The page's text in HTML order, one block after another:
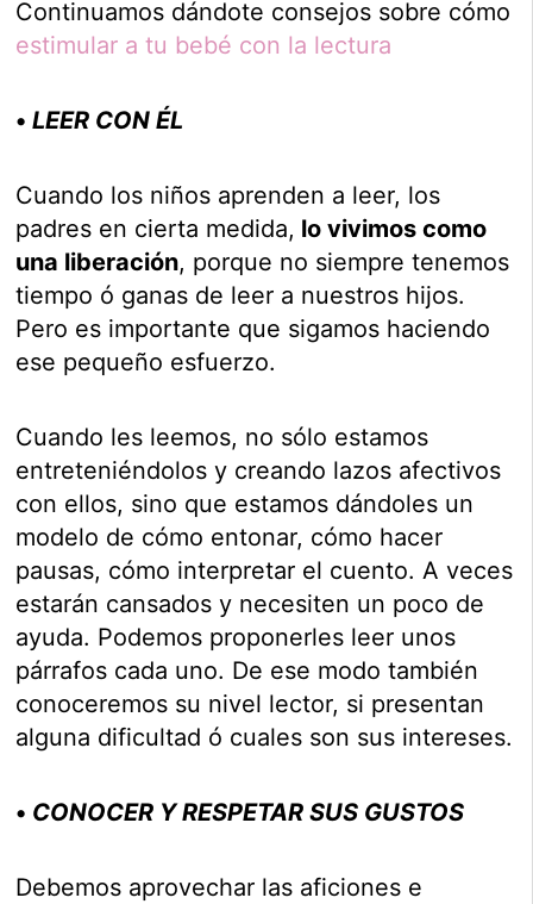
Continuamos dándote consejos sobre cómo
estimular a tu bebé con la lectura
• LEER CON ÉL
Cuando los niños aprenden a leer, los
padres en cierta medida, lo vivimos como
una liberación, porque no siempre tenemos
tiempo ó ganas de leer a nuestros hijos.
Pero es importante que sigamos haciendo
ese pequeño esfuerzo.
Cuando les leemos, no sólo estamos
entreteniéndolos y creando lazos afectivos
con ellos, sino que estamos dándoles un
modelo de cómo entonar, cómo hacer
pausas, cómo interpretar el cuento. A veces
estarán cansados y necesiten un poco de
ayuda. Podemos proponerles leer unos
párrafos cada uno. De ese modo también
conoceremos su nivel lector, si presentan
alguna dificultad ó cuales son sus intereses.
• CONOCER Y RESPETAR SUS GUSTOS
Debemos aprovechar las aficiones e